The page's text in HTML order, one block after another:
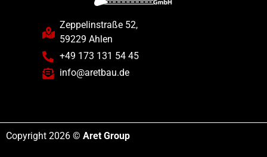
Zeppelinstraße 52,
59229 Ahlen
+49 173 131 54 45
info@aretbau.de
Copyright 2026 © Aret Group